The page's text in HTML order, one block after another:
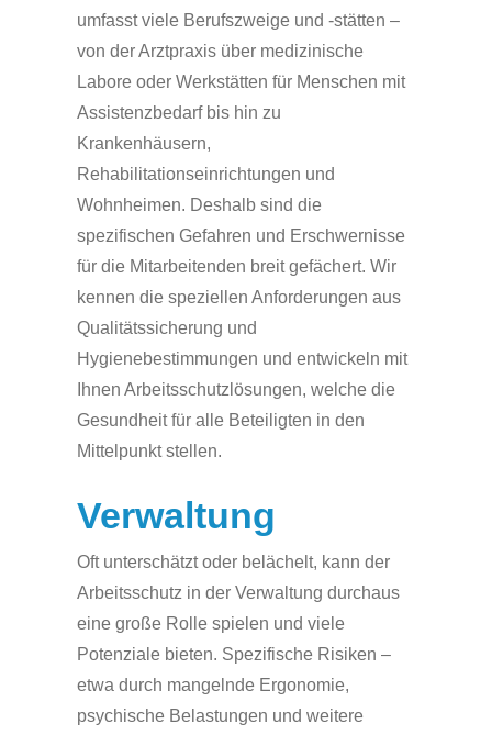
umfasst viele Berufszweige und -stätten –
von der Arztpraxis über medizinische
Labore oder Werkstätten für Menschen mit
Assistenzbedarf bis hin zu
Krankenhäusern,
Rehabilitationseinrichtungen und
Wohnheimen. Deshalb sind die
spezifischen Gefahren und Erschwernisse
für die Mitarbeitenden breit gefächert. Wir
kennen die speziellen Anforderungen aus
Qualitätssicherung und
Hygienebestimmungen und entwickeln mit
Ihnen Arbeitsschutzlösungen, welche die
Gesundheit für alle Beteiligten in den
Mittelpunkt stellen.
Verwaltung
Oft unterschätzt oder belächelt, kann der
Arbeitsschutz in der Verwaltung durchaus
eine große Rolle spielen und viele
Potenziale bieten. Spezifische Risiken –
etwa durch mangelnde Ergonomie,
psychische Belastungen und weitere